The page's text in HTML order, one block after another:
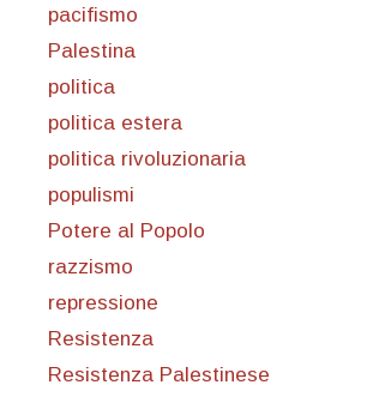
pacifismo
Palestina
politica
politica estera
politica rivoluzionaria
populismi
Potere al Popolo
razzismo
repressione
Resistenza
Resistenza Palestinese